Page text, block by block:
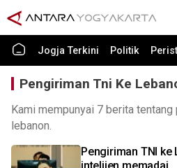
Jogja Terkini Politik
Pengiriman Tni Ke
Kami mempunyai 7 berita tentang
lebanon.
Pengiriman TNI ke